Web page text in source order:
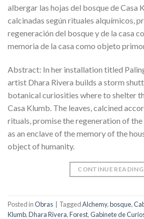
albergar las hojas del bosque de Casa
calcinadas según rituales alquímicos,
regeneración del bosque y de la casa
memoria de la casa como objeto
Abstract: In her installation titled
artist Dhara Rivera builds a storm
botanical curiosities where to shelter
Casa Klumb. The leaves, calcined
rituals, promise the regeneration of
as an enclave of the memory of the
object of humanity.
CONTINUE READING
Posted inObras TaggedAlchemy,bosque,
Klumb,Dhara Rivera,Forest,Gabinete de